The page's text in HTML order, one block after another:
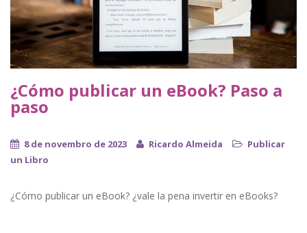
¿Cómo publicar un eBook? Paso a
paso
8 de novembro de 2023 Ricardo Almeida
Publicar
un Libro
¿Cómo publicar un eBook? ¿vale la pena invertir en eBooks?